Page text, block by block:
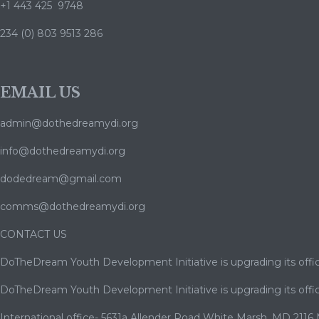
+1 443 425 9748
234 (0) 803 9513 286
EMAIL US
admin@dothedreamydi.org
info@dothedreamydi.org
dodedream@gmail.com
comms@dothedreamydi.org
CONTACT US
DoTheDream Youth Development Initiative is upgrading its
DoTheDream Youth Development Initiative is upgrading its